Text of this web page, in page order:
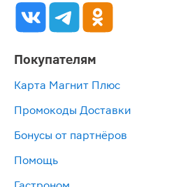
Покупателям
Карта Магнит Плюс
Промокоды Доставки
Бонусы от партнёров
Помощь